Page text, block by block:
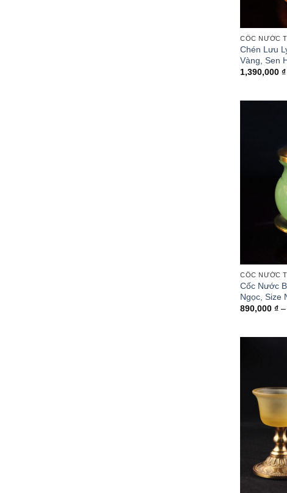
CỐC NƯỚC
Chén Lưu
Vàng, Sen
1,390,000₫
CỐC NƯỚC
Cốc Nước
Ngọc, Size
890,000₫ –